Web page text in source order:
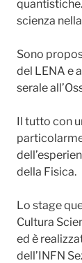
scienza
Sono
del LENA e
serale
Il tutto con
della Fisica.
Lo stage
Cultura
ed è
dell’INFN